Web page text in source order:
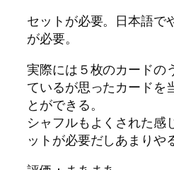
セットが必要。日本語で
が必要。
実際には５枚のカードの
ているが思ったカードを
とができる。
シャフルもよくされた感
ットが必要だしあまりや